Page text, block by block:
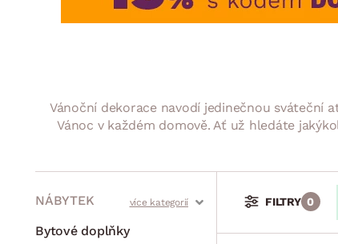
Koupelna
BYTOVÝ TEXTIL
Závěsy a žaluzie
STOLOVÁNÍ A
Pánve
Vánoční dekorace navodí jedinečnou sváteční
Vánoc v každém domově. Ať už hledáte
NÁBYTEK
Stoly a stolky
Křesla a sezení
Židle a lavice
Postele
Šatní skříně
Rošty
Matrace
Komody, skříňky a vitríny
Bytové doplňky
FILTRY 0